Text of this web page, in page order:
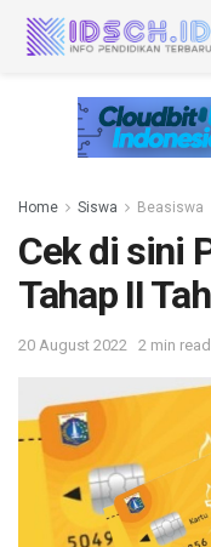
Home Siswa Beasiswa
Cek di sini
Tahap II
20 August 2022 2 min read